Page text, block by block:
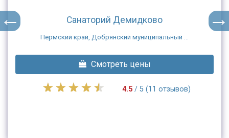
Санаторий Демидково
Пермский край, Добрянский муниципальный ...
Смотреть цены
4.5/ 5 (11 отзывов)